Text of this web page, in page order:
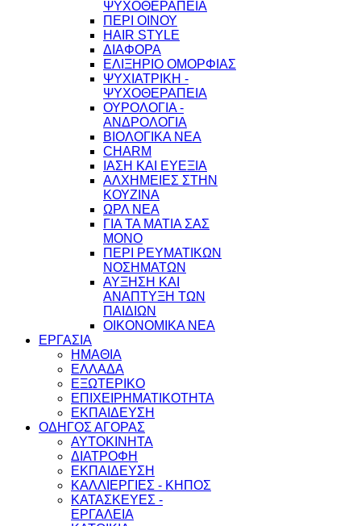
ΨΥΧΟΘΕΡΑΠΕΙΑ
ΠΕΡΙ ΟΙΝΟΥ
HAIR STYLE
ΔΙΑΦΟΡΑ
ΕΛΙΞΗΡΙΟ ΟΜΟΡΦΙΑΣ
ΨΥΧΙΑΤΡΙΚΗ -
ΨΥΧΟΘΕΡΑΠΕΙΑ
ΟΥΡΟΛΟΓΙΑ -
ΑΝΔΡΟΛΟΓΙΑ
ΒΙΟΛΟΓΙΚΑ ΝΕΑ
CHARM
ΙΑΣΗ ΚΑΙ ΕΥΕΞΙΑ
ΑΛΧΗΜΕΙΕΣ ΣΤΗΝ
ΚΟΥΖΙΝΑ
ΩΡΛ ΝEA
ΓΙΑ ΤΑ ΜΑΤΙΑ ΣΑΣ
ΜΟΝΟ
ΠΕΡΙ ΡΕΥΜΑΤΙΚΩΝ
ΝΟΣΗΜΑΤΩΝ
ΑΥΞΗΣΗ ΚΑΙ
ΑΝΑΠΤΥΞΗ ΤΩΝ
ΠΑΙΔΙΩΝ
ΟΙΚΟΝΟΜΙΚΑ ΝΕΑ
ΕΡΓΑΣΙΑ
ΗΜΑΘΙΑ
ΕΛΛΑΔΑ
ΕΞΩΤΕΡΙΚΟ
ΕΠΙΧΕΙΡΗΜΑΤΙΚΟΤΗΤΑ
ΕΚΠΑΙΔΕΥΣΗ
ΟΔΗΓΟΣ ΑΓΟΡΑΣ
ΑΥΤΟΚΙΝΗΤΑ
ΔΙΑΤΡΟΦΗ
ΕΚΠΑΙΔΕΥΣΗ
ΚΑΛΛΙΕΡΓΙΕΣ - ΚΗΠΟΣ
ΚΑΤΑΣΚΕΥΕΣ -
ΕΡΓΑΛΕΙΑ